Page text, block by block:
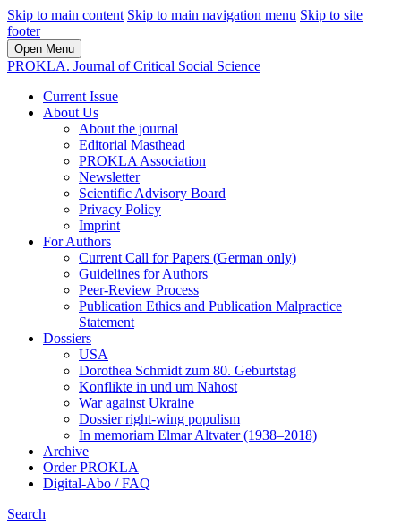
Skip to main content Skip to main navigation menu Skip to site
footer
Open Menu
PROKLA. Journal of Critical Social Science
Current Issue
About Us
About the journal
Editorial Masthead
PROKLA Association
Newsletter
Scientific Advisory Board
Privacy Policy
Imprint
For Authors
Current Call for Papers (German only)
Guidelines for Authors
Peer-Review Process
Publication Ethics and Publication Malpractice
Statement
Dossiers
USA
Dorothea Schmidt zum 80. Geburtstag
Konflikte in und um Nahost
War against Ukraine
Dossier right-wing populism
In me­mo­ri­am Elmar Altvater (1938–2018)
Archive
Order PROKLA
Digital-Abo / FAQ
Search